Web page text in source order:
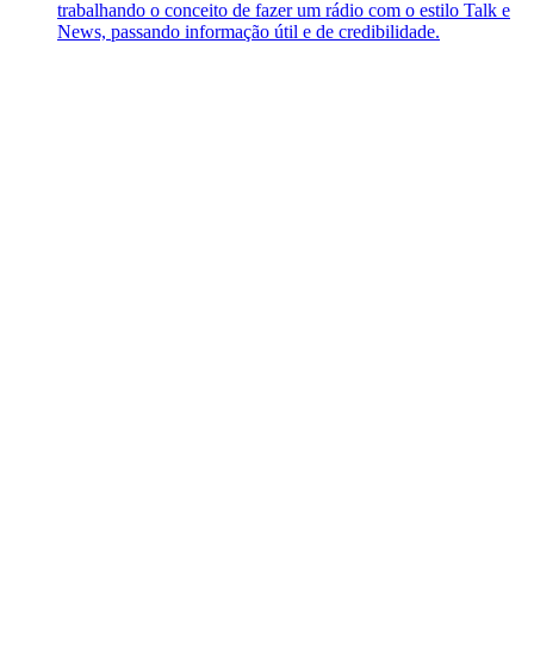
trabalhando o conceito de fazer um rádio com o estilo Talk e
News, passando informação útil e de credibilidade.